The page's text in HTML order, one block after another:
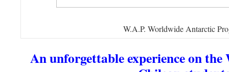
W.A.P. Worldwide Antarctic
An unforgettable experience on